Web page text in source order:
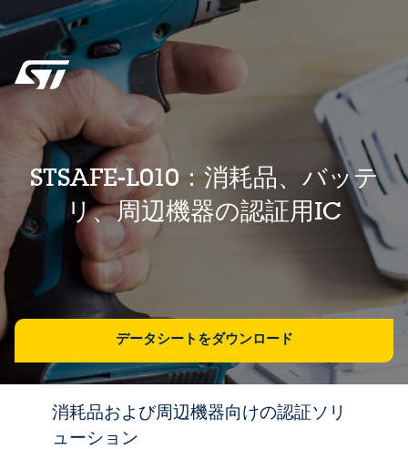
STSAFE-L010：消耗品、バッテ
リ、周辺機器の認証用IC
データシートをダウンロード
消耗品および周辺機器向けの認証ソリ
ューション